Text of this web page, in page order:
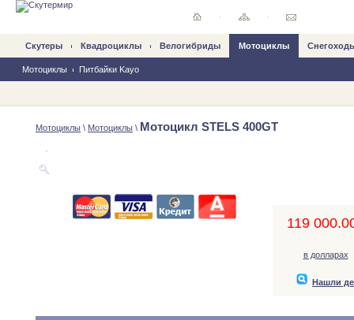
Скутеры Квадроциклы Велогибриды Mотоциклы
Мотоциклы Питбайки Kayo
Mотоциклы \ Мотоциклы \ Мотоцикл STELS 400GT
119
в долларах
Нашли